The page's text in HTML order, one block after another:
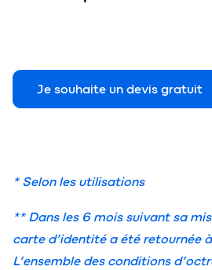
Je souhaite un devis gratuit
* Selon les utilisations
** Dans les 6 mois suivant sa
carte d’identité a été retournée
L’ensemble des conditions